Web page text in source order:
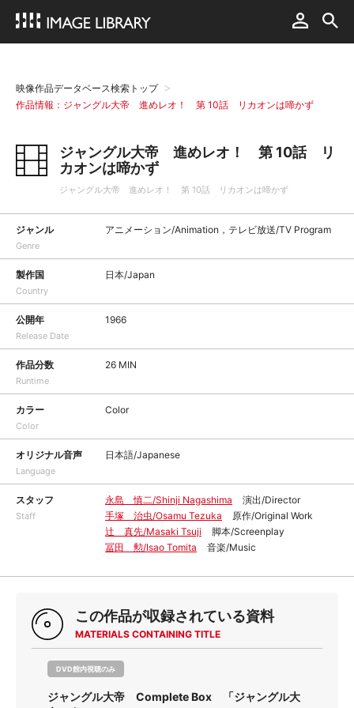
映像作品データベース検索トップ
作品情報：ジャングル大帝 進めレオ！ 第 10話 リカオンは啼かず
ジャングル大帝 進めレオ！ 第 10話 リ
カオンは啼かず
ジャングル大帝 進めレオ！ 第 10話 リカオンは啼かず
ジャンル
Genre
アニメーション/Animation，テレビ放送/TV Program
製作国
Country
日本/Japan
公開年
Release Date
1966
作品分数
Runtime
26 MIN
カラー
Color
Color
オリジナル音声
Language
日本語/Japanese
スタッフ
Staff
永島 慎二/Shinji Nagashima
演出/Director
手塚 治虫/Osamu Tezuka
原作/Original Work
辻 真先/Masaki Tsuji
脚本/Screenplay
冨田 勲/Isao Tomita
音楽/Music
この作品が収録されている資料
MATERIALS CONTAINING TITLE
DVD館内視聴のみ
ジャングル大帝 Complete Box 「ジャングル大